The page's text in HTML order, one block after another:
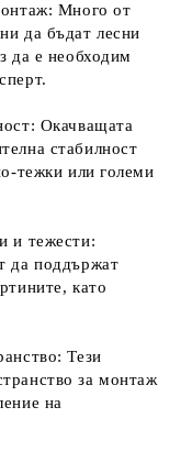
Много от
да бъдат лесни
да е необходим
Окачващата
стабилност
тежки или големи
и тежести:
да поддържат
като
Тези
за монтаж
на